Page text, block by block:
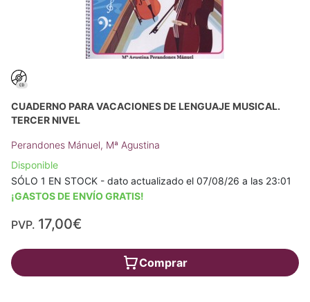
CUADERNO PARA VACACIONES DE LENGUAJE MUSICAL.
TERCER NIVEL
Perandones Mánuel, Mª Agustina
Disponible
SÓLO 1 EN STOCK - dato actualizado el 07/08/26 a las 23:01
¡GASTOS DE ENVÍO GRATIS!
PVP. 17,00€
Comprar